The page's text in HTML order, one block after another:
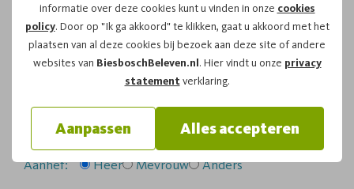
informatie over deze cookies kunt u vinden in onze cookies
policy. Door op "Ik ga akkoord" te klikken, gaat u akkoord met het
plaatsen van al deze cookies bij bezoek aan deze site of andere
websites van BiesboschBeleven.nl. Hier vindt u onze privacy
statementverklaring.
Aanpassen Alles accepteren
Om te reserveren voor de Fluistertochtvaartocht op
vrijdag 21-08-2026om12:00 vragen wij u
onderstaand formulier in te vullen.
Uw gegevens:
Aanhef: Heer Mevrouw Anders